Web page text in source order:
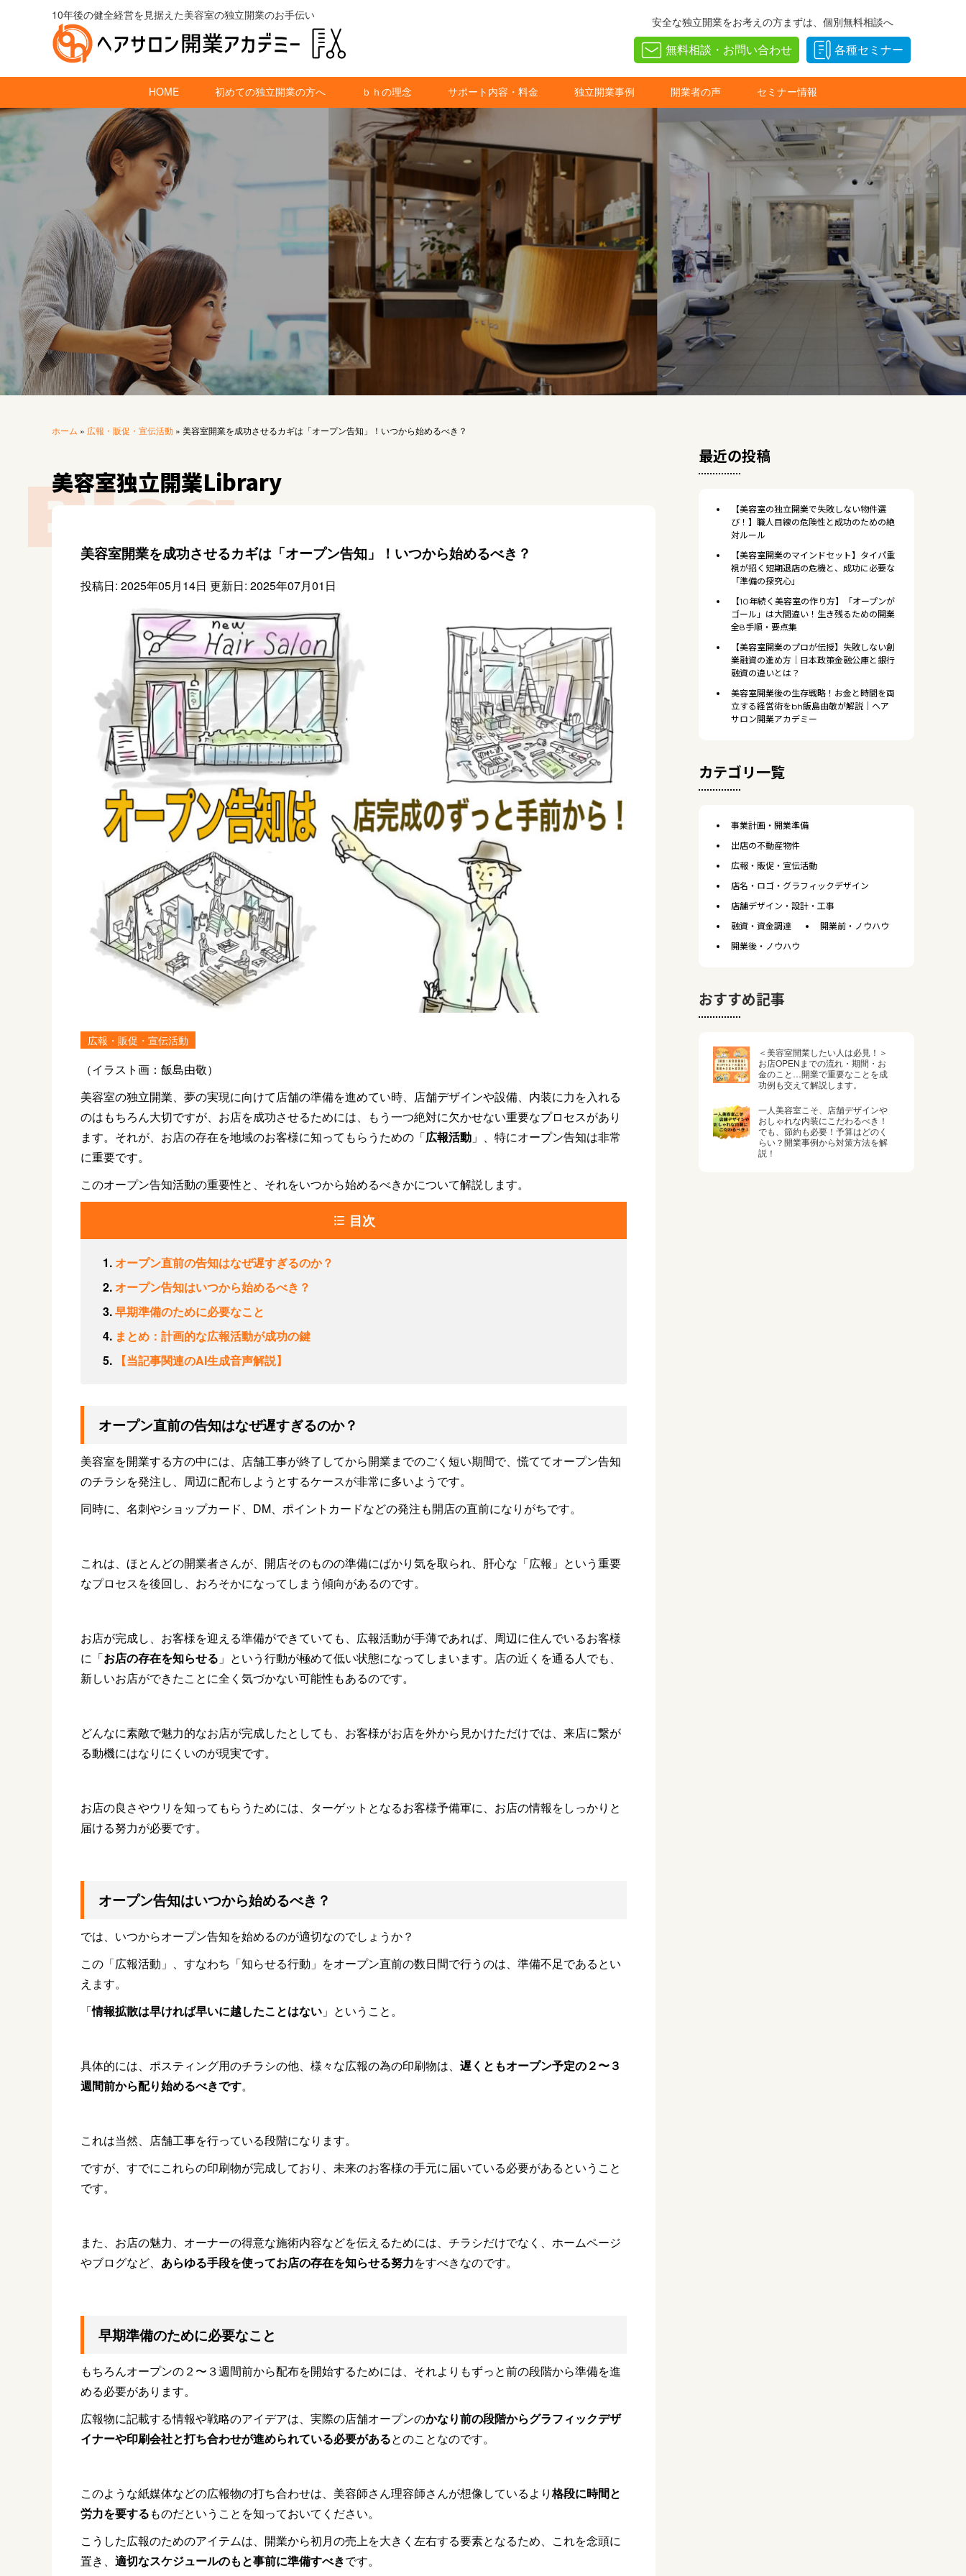
10年後の健全経営を見据えた美容室の独立開業のお手伝い 安全な独立開業をお考えの方まずは、個別無料相談へ
無料相談・お問い合わせ 各種セミナー
HOME 初めての独立開業の方へ ｂｈの理念 サポート内容・料金 独立開業事例 開業者の声 セミナー情報
ホーム » 広報・販促・宣伝活動 » 美容室開業を成功させるカギは「オープン告知」！いつから始めるべき？
美容室独立開業Library
美容室開業を成功させるカギは「オープン告知」！いつから始めるべき？
投稿日: 2025年05月14日 更新日: 2025年07月01日
広報・販促・宣伝活動
（イラスト画：飯島由敬）
美容室の独立開業、夢の実現に向けて店舗の準備を進めてい時、店舗デザインや設備、内装に力を入れる
のはもちろん大切ですが、お店を成功させるためには、もう一つ絶対に欠かせない重要なプロセスがあり
ます。それが、お店の存在を地域のお客様に知ってもらうための「広報活動 」、特にオープン告知は非常
に重要です。
このオープン告知活動の重要性と、それをいつから始めるべきかについて解説します。
目次
オープン直前の告知はなぜ遅すぎるのか？
オープン告知はいつから始めるべき？
早期準備のために必要なこと
まとめ：計画的な広報活動が成功の鍵
【当記事関連のAI生成音声解説】
オープン直前の告知はなぜ遅すぎるのか？
美容室を開業する方の中には、店舗工事が終了してから開業までのごく短い期間で、慌ててオープン告知
のチラシを発注し、周辺に配布しようとするケースが非常に多いようです。
同時に、名刺やショップカード、 DM、ポイントカードなどの発注も開店の直前になりがちです。
これは、ほとんどの開業者さんが、開店そのものの準備にばかり気を取られ、肝心な「広報」という重要
なプロセスを後回し、おろそかになってしまう傾向があるのです。
お店が完成し、お客様を迎える準備ができていても、広報活動が手薄であれば、周辺に住んでいるお客様
に「お店の存在を知らせる 」という行動が極めて低い状態になってしまいます。店の近くを通る人でも、
新しいお店ができたことに全く気づかない可能性もあるのです。
どんなに素敵で魅力的なお店が完成したとしても、お客様がお店を外から見かけただけでは、来店に繋が
る動機にはなりにくいのが現実です。
お店の良さやウリを知ってもらうためには、ターゲットとなるお客様予備軍に、お店の情報をしっかりと
届ける努力が必要です。
オープン告知はいつから始めるべき？
では、いつからオープン告知を始めるのが適切なのでしょうか？
この「広報活動」、すなわち「知らせる行動」をオープン直前の数日間で行うのは、準備不足であるとい
えます。
「情報拡散は早ければ早いに越したことはない 」ということ。
具体的には、ポスティング用のチラシの他、様々な広報の為の印刷物は、 遅くともオープン予定の２〜３
週間前から配り始めるべきです。
これは当然、店舗工事を行っている段階になります。
ですが、すでにこれらの印刷物が完成しており、未来のお客様の手元に届いている必要があるということ
です。
また、お店の魅力、オーナーの得意な施術内容などを伝えるためには、チラシだけでなく、ホームページ
やブログなど、 あらゆる手段を使ってお店の存在を知らせる努力をすべきなのです。
早期準備のために必要なこと
もちろんオープンの２〜３週間前から配布を開始するためには、それよりもずっと前の段階から準備を進
める必要があります。
広報物に記載する情報や戦略のアイデアは、実際の店舗オープンのかなり前の段階からグラフィックデザ
イナーや印刷会社と打ち合わせが進められている必要があるとのことなのです。
このような紙媒体などの広報物の打ち合わせは、美容師さん理容師さんが想像しているより格段に時間と
労力を要するものだということを知っておいてください。
こうした広報のためのアイテムは、開業から初月の売上を大きく左右する要素となるため、これを念頭に
置き、 適切なスケジュールのもと事前に準備すべきです。
最近の投稿
【美容室の独立開業で失敗しない物件選
び！】職人目線の危険性と成功のための絶
対ルール
【美容室開業のマインドセット】タイパ重
視が招く短期退店の危機と、成功に必要な
「準備の探究心」
【10年続く美容室の作り方】「オープンが
ゴール」は大間違い！生き残るための開業
全8手順・要点集
【美容室開業のプロが伝授】失敗しない創
業融資の進め方｜日本政策金融公庫と銀行
融資の違いとは？
美容室開業後の生存戦略！お金と時間を両
立する経営術をbh飯島由敬が解説｜ヘア
サロン開業アカデミー
カテゴリ一覧
事業計画・開業準備
出店の不動産物件
広報・販促・宣伝活動
店名・ロゴ・グラフィックデザイン
店舗デザイン・設計・工事
融資・資金調達
開業前・ノウハウ
開業後・ノウハウ
おすすめ記事
＜美容室開業したい人は必見！＞
お店OPENまでの流れ・期間・お
金のこと…開業で重要なことを成
功例も交えて解説します。
一人美容室こそ、店舗デザインや
おしゃれな内装にこだわるべき！
でも、節約も必要！予算はどのく
らい？開業事例から対策方法を解
説！